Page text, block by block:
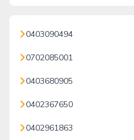
0403090494
0702085001
0403680905
0402367650
0402961863